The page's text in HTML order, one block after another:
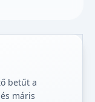
betűt a
máris